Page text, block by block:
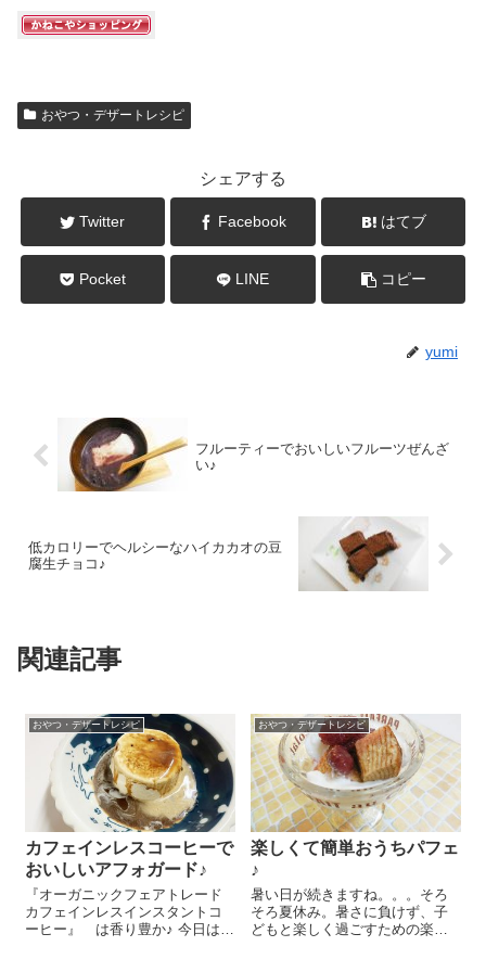
おやつ・デザートレシピ
シェアする
Twitter Facebook はてブ
Pocket LINE コピー
yumi
フルーティーでおいしいフルーツぜんざ
い♪
低カロリーでヘルシーなハイカカオの豆
腐生チョコ♪
関連記事
おやつ・デザートレシピ
カフェインレスコーヒーで
おいしいアフォガード♪
『オーガニックフェアトレード
カフェインレスインスタントコ
ーヒー』 は香り豊か♪ 今日はイ
おやつ・デザートレシピ
楽しくて簡単おうちパフェ
♪
暑い日が続きますね。。。そろ
そろ夏休み。暑さに負けず、子
どもと楽しく過ごすための楽し